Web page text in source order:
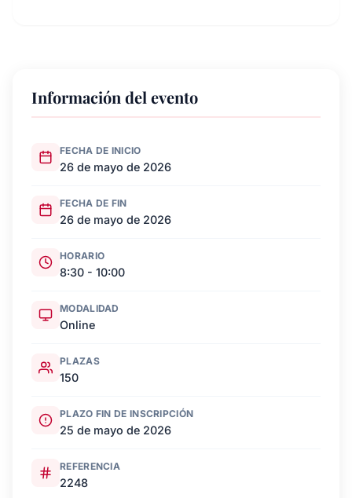
Información del evento
FECHA DE INICIO
26 de mayo de 2026
FECHA DE FIN
26 de mayo de 2026
HORARIO
8:30 - 10:00
MODALIDAD
Online
PLAZAS
150
PLAZO FIN DE INSCRIPCIÓN
25 de mayo de 2026
REFERENCIA
2248